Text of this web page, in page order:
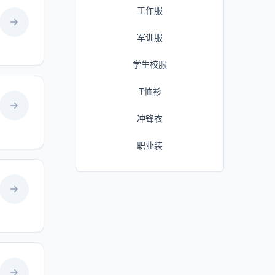
工作服
军训服
学生校服
T恤衫
冲锋衣
职业装